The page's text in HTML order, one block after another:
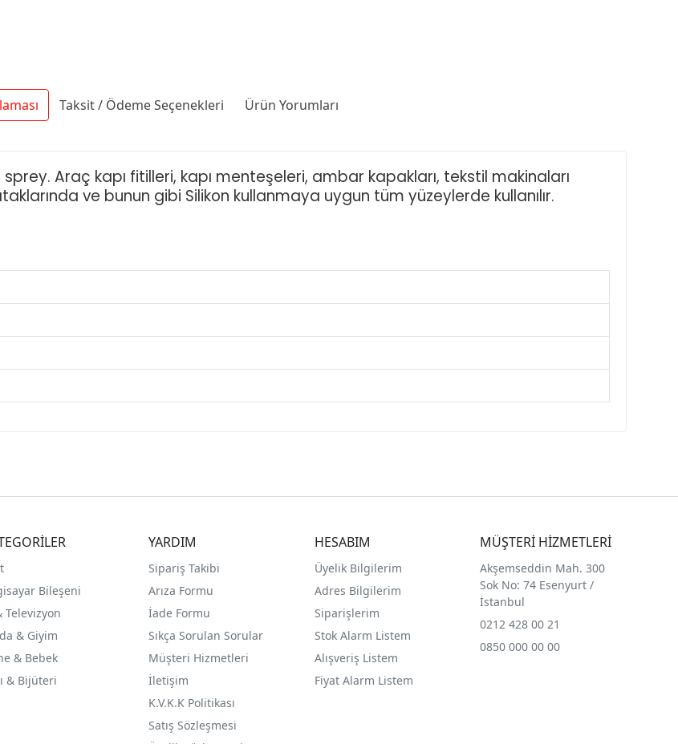
Taksit / Ödeme Seçenekleri Ürün Yorumları
sprey. Araç kapı fitilleri, kapı menteşeleri, ambar kapakları, tekstil makinaları
ve bunun gibi Silikon kullanmaya uygun tüm yüzeylerde kullanılır.
Bileşeni
Televizyon
& Giyim
& Bebek
& Bijüteri
YARDIM
Sipariş Takibi
Arıza Formu
İade Formu
Sıkça Sorulan Sorular
Müşteri Hizmetleri
İletişim
K.V.K.K Politikası
Satış Sözleşmesi
HESABIM
Üyelik Bilgilerim
Adres Bilgilerim
Siparişlerim
Stok Alarm Listem
Alışveriş Listem
Fiyat Alarm Listem
MÜŞTERİ HİZMETLERİ
Akşemseddin Mah. 300
Sok No: 74 Esenyurt /
İstanbul
0212 428 00 21
0850 000 00 00